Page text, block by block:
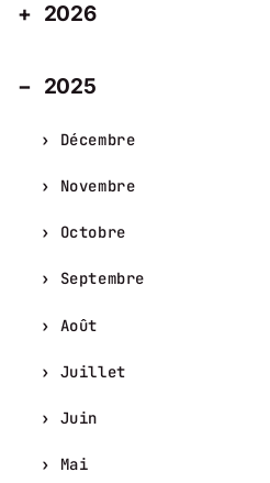
2026
2025
Décembre
Novembre
Octobre
Septembre
Août
Juillet
Juin
Mai